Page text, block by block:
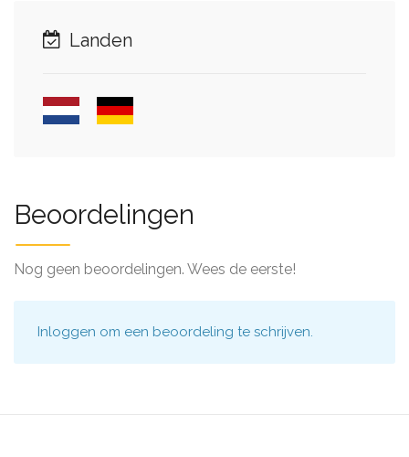
Landen
Beoordelingen
Nog geen beoordelingen. Wees de eerste!
Inloggen om een beoordeling te schrijven.